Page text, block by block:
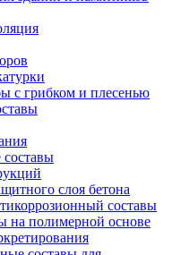
с грибком и плесенью
слоя бетона
составы
на полимерной основе